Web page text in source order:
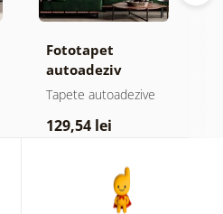
Fototapet
autoadeziv
pădure în ceață
Tapete autoadezive
129,54 lei